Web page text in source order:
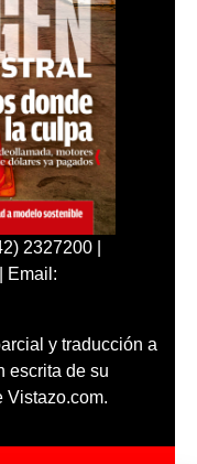
2327200 |
Email:
y traducción a
escrita de su
Vistazo.com.